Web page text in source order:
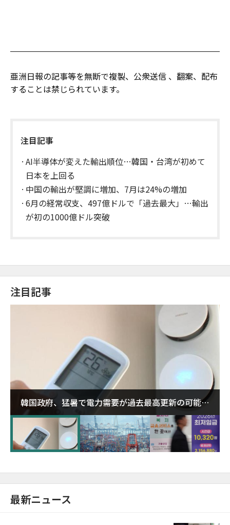
亜洲日報の記事等を無断で複製、公衆送信 、翻案、配布
することは禁じられています。
注目記事
AI半導体が変えた輸出順位…韓国・台湾が初めて
日本を上回る
中国の輸出が堅調に増加、7月は24%の増加
6月の経常収支、497億ドルで「過去最大」…輸出
が初の1000億ドル突破
注目記事
韓国政府、猛暑で電力需要が過去最高更新の可能性
に需給対応体制を点検
最新ニュース